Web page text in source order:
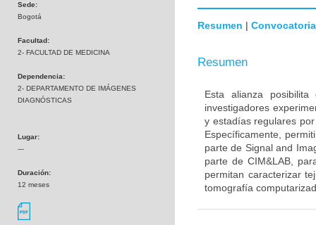
Sede:
Bogotá
Facultad:
2- FACULTAD DE MEDICINA
Dependencia:
2- DEPARTAMENTO DE IMÁGENES
DIAGNÓSTICAS
Lugar:
---
Duración:
12 meses
Resumen | Convocatoria
Resumen
Esta alianza
investigadores
y estadías regulares
Específicamente,
parte de Signal and
parte de CIM&LAB,
permitan caracterizar
tomografía